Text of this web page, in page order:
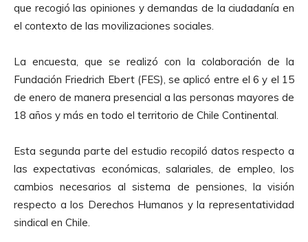
que recogió las opiniones y demandas de la ciudadanía en
el contexto de las movilizaciones sociales.
La encuesta, que se realizó con la colaboración de la
Fundación Friedrich Ebert (FES), se aplicó entre el 6 y el 15
de enero de manera presencial a las personas mayores de
18 años y más en todo el territorio de Chile Continental.
Esta segunda parte del estudio recopiló datos respecto a
las expectativas económicas, salariales, de empleo, los
cambios necesarios al sistema de pensiones, la visión
respecto a los Derechos Humanos y la representatividad
sindical en Chile.